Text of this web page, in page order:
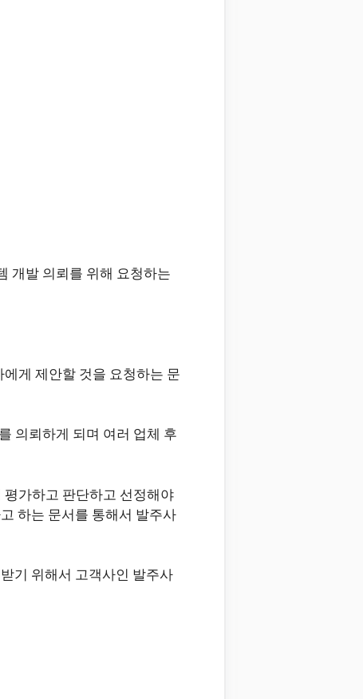
개발 의뢰를 위해 요청하는
게 제안할 것을 요청하는 문
의뢰하게 되며 여러 업체 후
가하고 판단하고 선정해야
하는 문서를 통해서 발주사
기 위해서 고객사인 발주사